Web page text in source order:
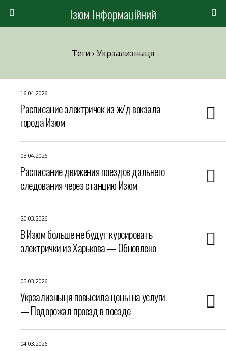
Ізюм Інформаційний
Теги › Укрзализныця
16.04.2026
Расписание электричек из ж/д вокзала
города Изюм
03.04.2026
Расписание движения поездов дальнего
следования через станцию Изюм
20.03.2026
В Изюм больше не будут курсировать
электрички из Харькова — Обновлено
05.03.2026
Укрзализныця повысила цены на услуги
— Подорожал проезд в поезде
04.03.2026